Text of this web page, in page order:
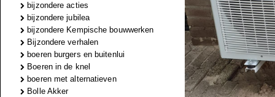
bijzondere acties
bijzondere jubilea
bijzondere Kempische bouwwerken
Bijzondere verhalen
boeren burgers en buitenlui
Boeren in de knel
boeren met alternatieven
Bolle Akker